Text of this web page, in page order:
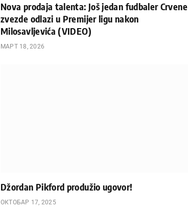
Nova prodaja talenta: Još jedan fudbaler Crvene
zvezde odlazi u Premijer ligu nakon
Milosavljevića (VIDEO)
МАРТ 18, 2026
Džordan Pikford produžio ugovor!
ОКТОБАР 17, 2025